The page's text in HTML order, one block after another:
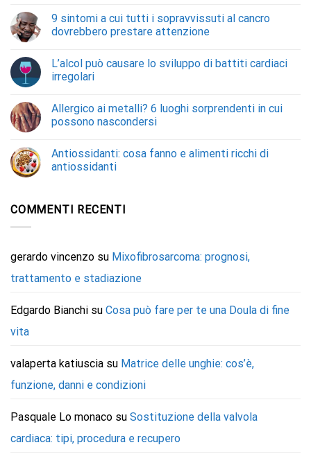
9 sintomi a cui tutti i sopravvissuti al cancro
dovrebbero prestare attenzione
L’alcol può causare lo sviluppo di battiti cardiaci
irregolari
Allergico ai metalli? 6 luoghi sorprendenti in cui
possono nascondersi
Antiossidanti: cosa fanno e alimenti ricchi di
antiossidanti
COMMENTI RECENTI
gerardo vincenzo su Mixofibrosarcoma: prognosi,
trattamento e stadiazione
Edgardo Bianchi su Cosa può fare per te una Doula di fine
vita
valaperta katiuscia su Matrice delle unghie: cos’è,
funzione, danni e condizioni
Pasquale Lo monaco su Sostituzione della valvola
cardiaca: tipi, procedura e recupero